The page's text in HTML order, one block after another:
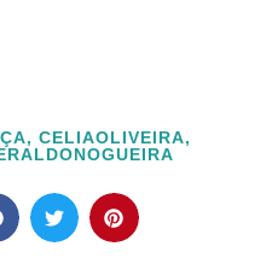
, CELIAOLIVEIRA,